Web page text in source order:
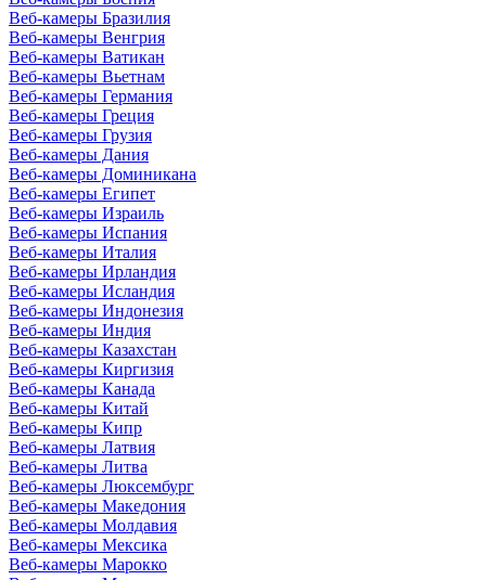
Веб-камеры Бразилия
Веб-камеры Венгрия
Веб-камеры Ватикан
Веб-камеры Вьетнам
Веб-камеры Германия
Веб-камеры Греция
Веб-камеры Грузия
Веб-камеры Дания
Веб-камеры Доминикана
Веб-камеры Египет
Веб-камеры Израиль
Веб-камеры Испания
Веб-камеры Италия
Веб-камеры Ирландия
Веб-камеры Исландия
Веб-камеры Индонезия
Веб-камеры Индия
Веб-камеры Казахстан
Веб-камеры Киргизия
Веб-камеры Канада
Веб-камеры Китай
Веб-камеры Кипр
Веб-камеры Латвия
Веб-камеры Литва
Веб-камеры Люксембург
Веб-камеры Македония
Веб-камеры Молдавия
Веб-камеры Мексика
Веб-камеры Марокко